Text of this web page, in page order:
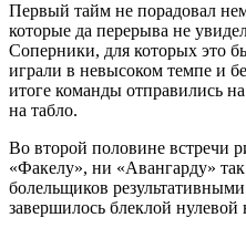
Первый тайм не порадовал
которые да перерыва не
Соперники, для которых это
играли в невысоком темпе и
итоге команды отправились
на табло.
Во второй половине встречи
«Факелу», ни «Авангарду»
болельщиков
завершилось блеклой